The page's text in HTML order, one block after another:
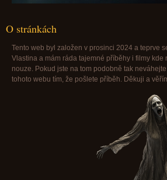
O stránkách
Tento web byl založen v prosinci 2024 a teprve
Vlastina a mám ráda tajemné příběhy i filmy kde
nouze. Pokud jste na tom podobně tak
tohoto webu tím, že pošlete příběh. Děkuji a